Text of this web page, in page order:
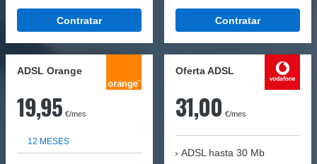
Contratar Contratar
ADSL Orange
19,95 €/mes
12 MESES
Oferta ADSL
31,00 €/mes
ADSL hasta 30 Mb